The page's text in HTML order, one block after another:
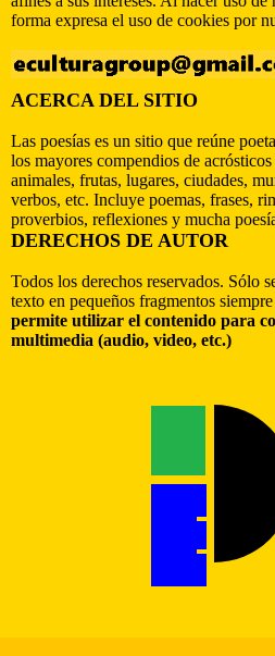
forma expresa el uso de cookies por
ACERCA DEL SITIO
Las poesías es un sitio que reúne
los mayores compendios de
animales, frutas, lugares, ciudades,
verbos, etc. Incluye poemas, frases,
proverbios, reflexiones y mucha
DERECHOS DE AUTOR
Todos los derechos reservados. Sólo
texto en pequeños fragmentos
permite utilizar el contenido para
multimedia (audio, video, etc.)